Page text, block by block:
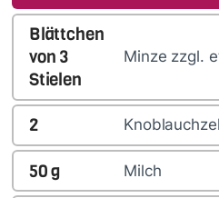
Blättchen
von 3
Stielen
Minze zzgl.
2
50g Milch